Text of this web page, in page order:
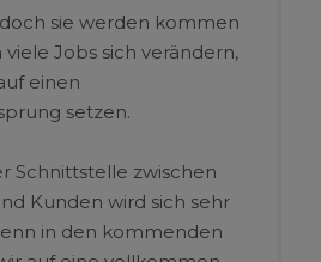
sie werden kommen
Jobs sich verändern,
einen
setzen.
Schnittstelle zwischen
Kunden wird sich sehr
in den kommenden